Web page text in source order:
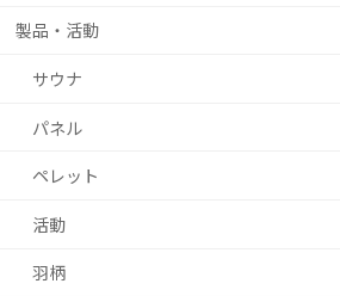
製品・活動
サウナ
パネル
ペレット
活動
羽柄